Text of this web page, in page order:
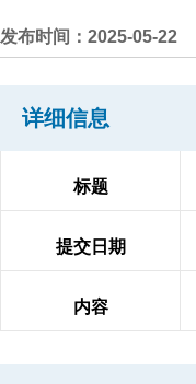
发布时间：2025-05-22
详细信息
标题
提交日期
内容